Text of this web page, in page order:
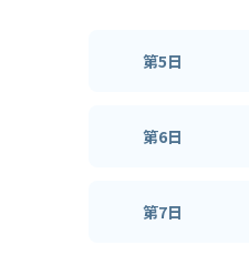
第5日
第6日
第7日